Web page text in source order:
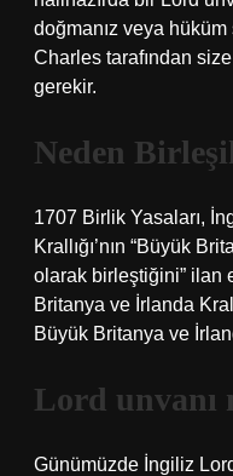
doğmanız veya
Charles tarafından
gerekir.
Neden
1707 Birlik Yasaları,
Krallığı’nın “Büyük
olarak birleştiğini” ilan
Britanya ve İrlanda
Büyük Britanya ve
Lord unvanı
Günümüzde İngiliz